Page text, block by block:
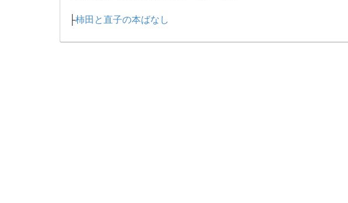
├柿田と直子の本ばなし